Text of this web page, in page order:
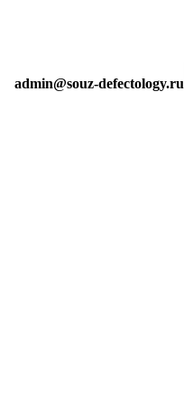
admin@souz-defectology.ru